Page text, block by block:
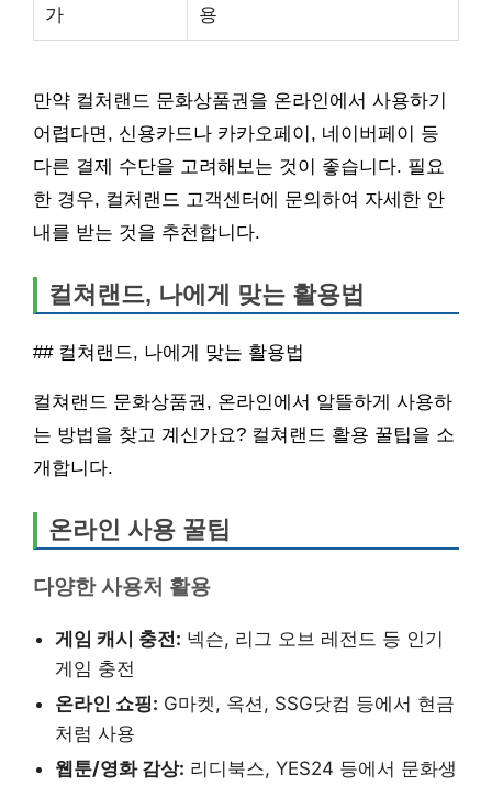
가
용
만약 컬처랜드 문화상품권을 온라인에서 사용하기
어렵다면, 신용카드나 카카오페이, 네이버페이 등
다른 결제 수단을 고려해보는 것이 좋습니다. 필요
한 경우, 컬처랜드 고객센터에 문의하여 자세한 안
내를 받는 것을 추천합니다.
컬쳐랜드, 나에게 맞는 활용법
## 컬쳐랜드, 나에게 맞는 활용법
컬쳐랜드 문화상품권, 온라인에서 알뜰하게 사용하
는 방법을 찾고 계신가요? 컬쳐랜드 활용 꿀팁을 소
개합니다.
온라인 사용 꿀팁
다양한 사용처 활용
게임 캐시 충전: 넥슨, 리그 오브 레전드 등 인기
게임 충전
온라인 쇼핑: G마켓, 옥션, SSG닷컴 등에서 현금
처럼 사용
웹툰/영화 감상: 리디북스, YES24 등에서 문화생